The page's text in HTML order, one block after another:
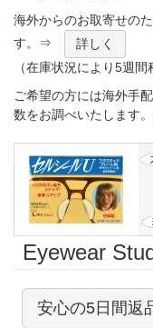
海外からのお取寄せの
す。⇒
詳しく
（在庫状況により5週
ご希望の方には海外手
数をお調べいたします
Eyewear
安心の5日間返